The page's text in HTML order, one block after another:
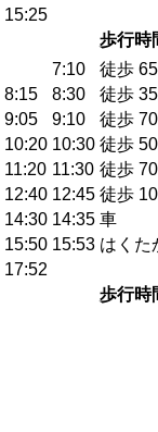
15:25
歩行
7:10
徒歩
8:15 8:30
徒歩
9:05 9:10
徒歩
10:20 10:30 徒歩
11:20 11:30 徒歩
12:40 12:45 徒歩
14:30 14:35 車
15:50 15:53 はくた
17:52
歩行